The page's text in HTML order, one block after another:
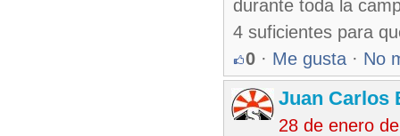
durante toda la
4 suficientes para
0 · Me gusta · No
Juan Carlos
28 de enero